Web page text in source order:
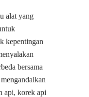
alat yang
kepentingan
bersama
api, korek api